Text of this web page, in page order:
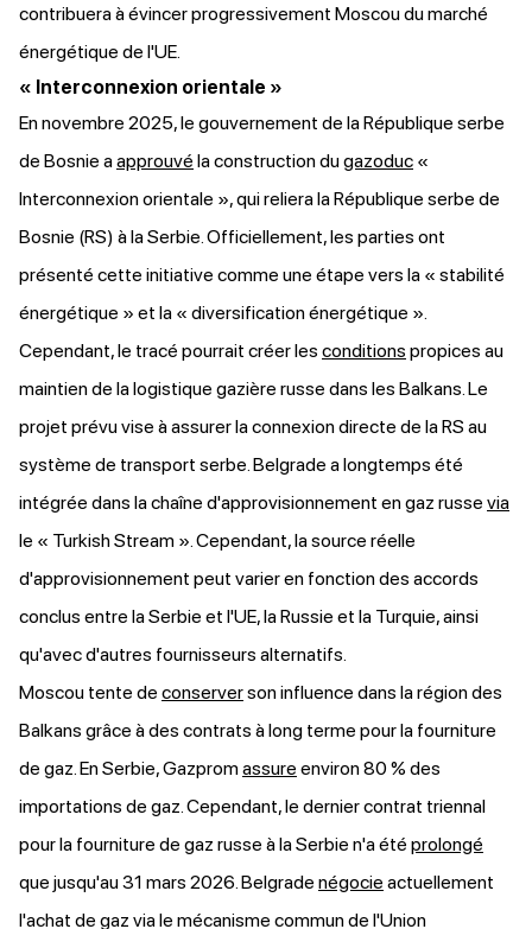
contribuera à évincer progressivement Moscou du marché
énergétique de l'UE.
« Interconnexion orientale »
En novembre 2025, le gouvernement de la République serbe
de Bosnie aapprouvé la construction dugazoduc «
Interconnexion orientale », qui reliera la République serbe de
Bosnie (RS) à la Serbie. Officiellement, les parties ont
présenté cette initiative comme une étape vers la « stabilité
énergétique » et la « diversification énergétique ».
Cependant, le tracé pourrait créer les conditions propices au
maintien de la logistique gazière russe dans les Balkans. Le
projet prévu vise à assurer la connexion directe de la RS au
système de transport serbe. Belgrade a longtemps été
intégrée dans la chaîne d'approvisionnement en gaz russe via
le « Turkish Stream ». Cependant, la source réelle
d'approvisionnement peut varier en fonction des accords
conclus entre la Serbie et l'UE, la Russie et la Turquie, ainsi
qu'avec d'autres fournisseurs alternatifs.
Moscou tente de conserverson influence dans la région des
Balkans grâce à des contrats à long terme pour la fourniture
de gaz. En Serbie, Gazpromassure environ 80 % des
importations de gaz. Cependant, le dernier contrat triennal
pour la fourniture de gaz russe à la Serbie n'a été prolongé
que jusqu'au 31 mars 2026. Belgrade négocie actuellement
l'achat de gaz via le mécanisme commun de l'Union